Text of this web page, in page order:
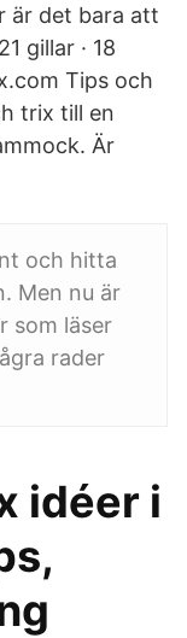
är det bara att
gillar · 18
Tips och
trix till en
Är
och hitta
Men nu är
som läser
rader
idéer i